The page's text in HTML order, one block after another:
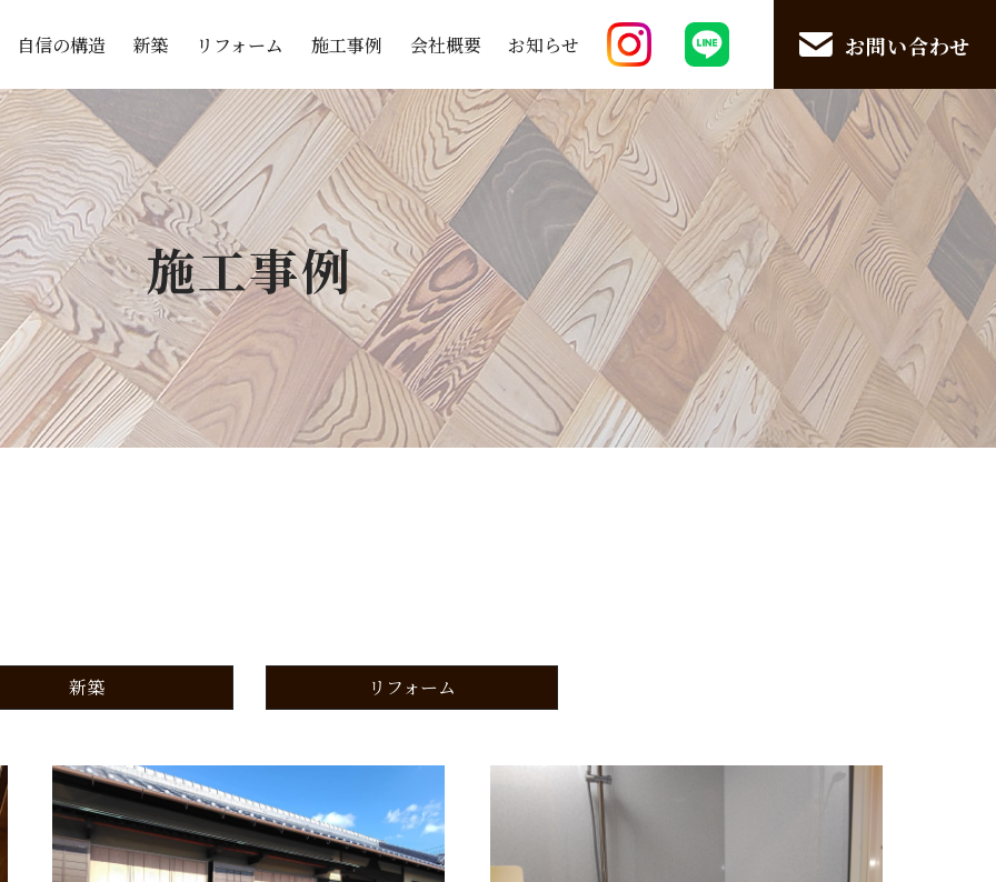
自信の構造 新築 リフォーム 施工事例 会社概要 お知らせ お問い合わせ
施工事例
新築 リフォーム